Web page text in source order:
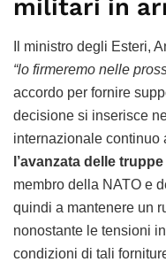
militari in
Il ministro degli Esteri,
“lo firmeremo nelle
accordo per fornire
decisione si inserisce
internazionale continuo
l’avanzata delle
membro della NATO e
quindi a mantenere un
nonostante le tensioni
condizioni di tali